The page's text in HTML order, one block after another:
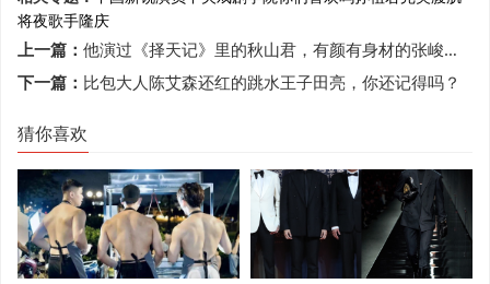
将夜歌手隆庆
上一篇： 他演过《择天记》里的秋山君，有颜有身材的张峻宁为何一直不火？
下一篇： 比包大人陈艾森还红的跳水王子田亮，你还记得吗？
猜你喜欢